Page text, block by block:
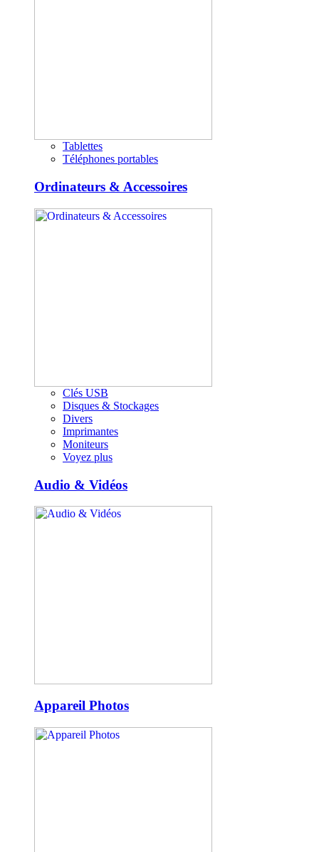
Tablettes
Téléphones portables
Ordinateurs & Accessoires
Clés USB
Disques & Stockages
Divers
Imprimantes
Moniteurs
Voyez plus
Audio & Vidéos
Appareil Photos